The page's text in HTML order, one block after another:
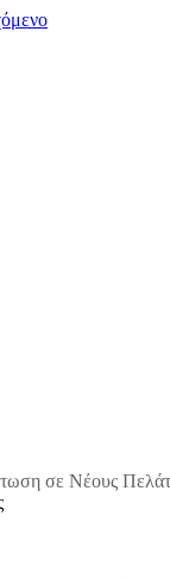
σε Νέους